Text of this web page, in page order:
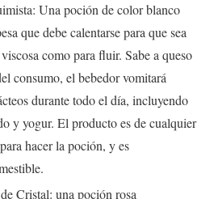
Una poción de color blanco
que debe calentarse para que sea
como para fluir. Sabe a queso
consumo, el bebedor vomitará
durante todo el día, incluyendo
y yogur. El producto es de cualquier
hacer la poción, y es
Cristal: una poción rosa